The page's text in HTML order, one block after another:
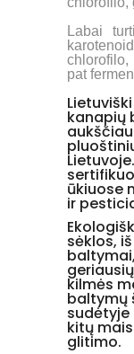
Labai
pat
kanapių
ūkiuose
ir
sėklos,
kilmės
baltymų
sudėtyje
kitų
glitimo.